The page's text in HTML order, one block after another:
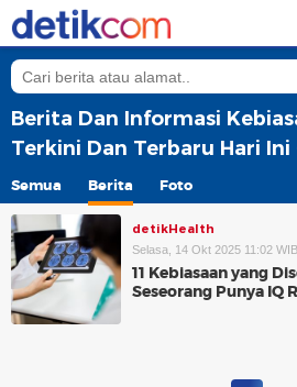
Berita Dan Informasi
Terkini Dan Terbaru Hari
Semua Berita Foto
detikHealth
Selasa, 14 Okt 2025 11:02 WIB
11 Kebiasaan yang
Seseorang Punya IQ